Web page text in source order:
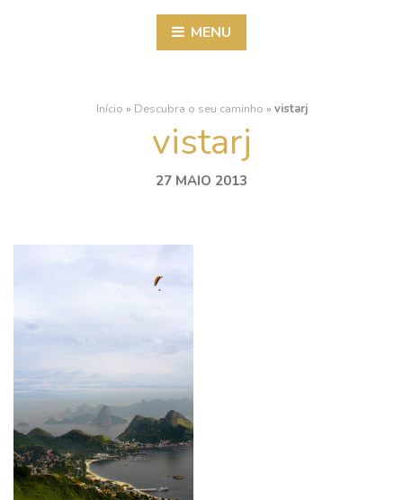
MENU
Início » Descubra o seu caminho » vistarj
vistarj
27 MAIO 2013